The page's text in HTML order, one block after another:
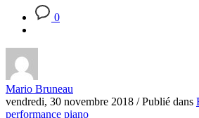
0
Mario Bruneau
vendredi, 30 novembre 2018 / Publié dans
performance piano